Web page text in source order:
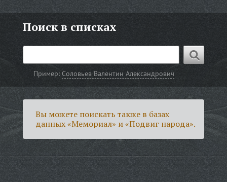
Поиск в списках
Пример:Соловьев Валентин Александрович
Вы можете поискать также в базах
данных «Мемориал» и «Подвиг народа».